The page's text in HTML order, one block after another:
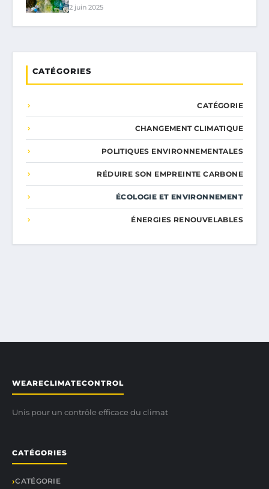
2 juin 2025
CATÉGORIES
CATÉGORIE
CHANGEMENT CLIMATIQUE
POLITIQUES ENVIRONNEMENTALES
RÉDUIRE SON EMPREINTE CARBONE
ÉCOLOGIE ET ENVIRONNEMENT
ÉNERGIES RENOUVELABLES
WEARECLIMATECONTROL
Unis pour un contrôle efficace du climat
CATÉGORIES
CATÉGORIE